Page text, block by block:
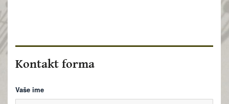
Kontakt forma
Vaše ime